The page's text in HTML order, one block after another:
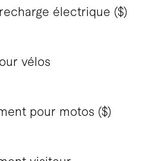
électrique ($)
vélos
pour motos ($)